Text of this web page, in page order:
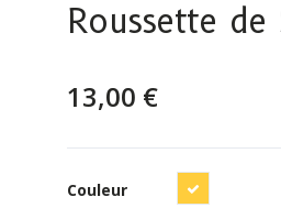
Roussette
13,00 €
Couleur